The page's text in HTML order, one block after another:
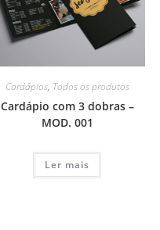
Cardápios, Todos os produtos
Cardápio com 3 dobras –
MOD. 001
Ler mais